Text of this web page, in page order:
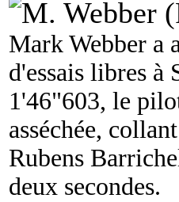
Mark Webber a
d'essais libres
1'46"603, le
asséchée,
Rubens
deux secondes.